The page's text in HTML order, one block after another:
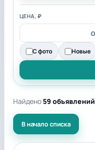
ЦЕНА, ₽
С фото Новые
Найдено 59 объявлений
В начало списка